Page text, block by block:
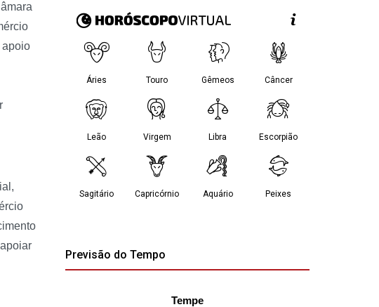
apoio
Previsão do Tempo
Tempe